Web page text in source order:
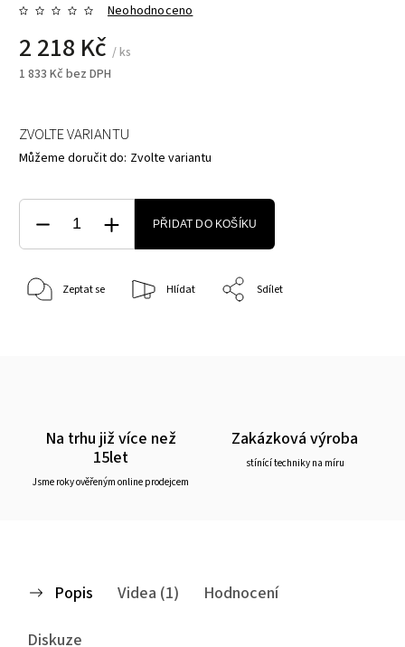
Neohodnoceno
2 218 Kč / ks
1 833 Kč bez DPH
ZVOLTE VARIANTU
Můžeme doručit do: Zvolte variantu
PŘIDAT DO KOŠÍKU
Zeptat se Hlídat Sdílet
Na trhu již více než
15let
Jsme roky ověřeným online prodejcem
Zakázková výroba
stínící techniky na míru
Popis Videa (1)
Hodnocení
Diskuze